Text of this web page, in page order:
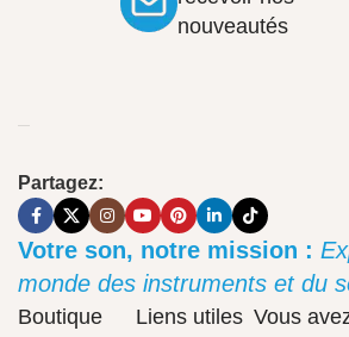
nouveautés
Partagez:
Votre son, notre mission :
monde des instruments et du
Boutique Liens utiles Vous